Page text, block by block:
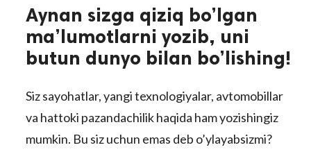
Aynan sizga qiziq bo’lgan
ma’lumotlarni yozib, uni
butun dunyo bilan bo’lishing!
Siz sayohatlar, yangi texnologiyalar, avtomobillar
va hattoki pazandachilik haqida ham yozishingiz
mumkin. Bu siz uchun emas deb o’ylayabsizmi?